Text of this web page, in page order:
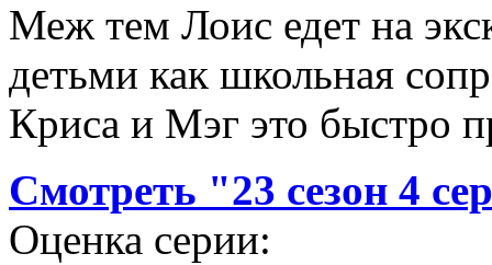
Меж тем Лоис едет на
детьми как школьная
Криса и Мэг это быстро
Смотреть "23 сезон 4
Оценка серии: